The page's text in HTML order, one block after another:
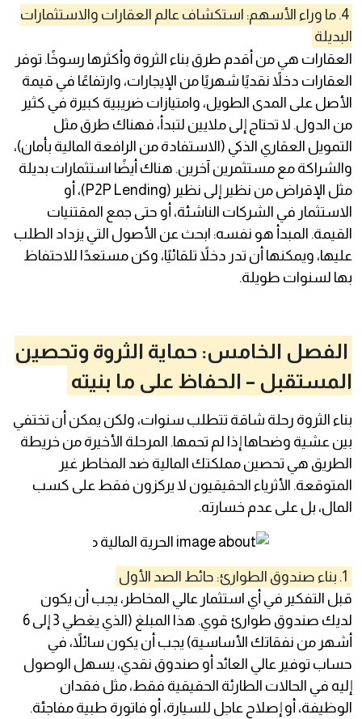
4. ما وراء الأسهم: استكشاف عالم العقارات والاستثمارات
البديلة
العقارات هي من أقدم طرق بناء الثروة وأكثرها رسوخًا. توفر
العقارات دخلاً نقديًا شهريًا من الإيجارات، وارتفاعًا في قيمة
الأصل على المدى الطويل، وامتيازات ضريبية كبيرة في كثير
من الدول. لا تحتاج إلى ملايين لتبدأ، فهناك طرق مثل
التمويل العقاري الذكي (الاستفادة من الرافعة المالية بأمان)،
والشراكة مع مستثمرين آخرين. هناك أيضًا استثمارات بديلة
مثل الإقراض من نظير إلى نظير (P2P Lending)، أو
الاستثمار في الشركات الناشئة، أو حتى جمع المقتنيات
القيمة. المبدأ هو نفسه: ابحث عن الأصول التي يزداد الطلب
عليها، ويمكنها أن تدر دخلاً تلقائيًا، وكن مستعدًا للاحتفاظ
بها لسنوات طويلة.
الفصل الخامس: حماية الثروة وتحصين
المستقبل – الحفاظ على ما بنيته
بناء الثروة رحلة شاقة تتطلب سنوات، ولكن يمكن أن تختفي
بين عشية وضحاها إذا لم تحمها. المرحلة الأخيرة من خريطة
الطريق هي تحصين مملكتك المالية ضد المخاطر غير
المتوقعة. الأثرياء الحقيقيون لا يركزون فقط على كسب
المال، بل على عدم خسارته.
قبل التفكير في أي استثمار عالي المخاطر، يجب أن يكون
لديك صندوق طوارئ قوي. هذا المبلغ (الذي يغطي 3 إلى 6
أشهر من نفقاتك الأساسية) يجب أن يكون سائلاً، في
حساب توفير عالي العائد أو صندوق نقدي، يسهل الوصول
إليه في الحالات الطارئة الحقيقية فقط، مثل فقدان
الوظيفة، أو إصلاح عاجل للسيارة، أو فاتورة طبية مفاجئة.